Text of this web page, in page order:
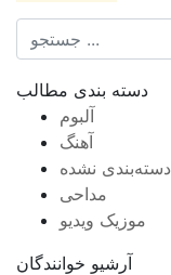
دسته بندی مطالب
آلبوم
آهنگ
دسته‌بندی نشده
مداحی
موزیک ویدیو
آرشیو خوانندگان